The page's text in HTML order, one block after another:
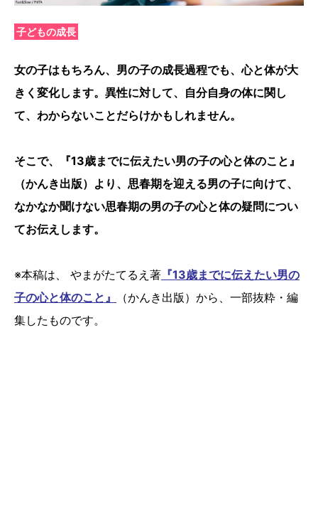
子どもの成長
女の子はもちろん、男の子の成長過程でも、心と体が大
きく変化します。異性に対して、自分自身の体に関し
て、わからないことだらけかもしれません。
そこで、『13歳までに伝えたい男の子の心と体のこと』
（かんき出版）より、思春期を迎える男の子に向けて、
なかなか聞けない思春期の男の子の心と体の疑問につい
てお伝えします。
※本稿は、 やまがたてるえ著 『13歳までに伝えたい男の
子の心と体のこと』
（かんき出版）から、一部抜粋・編
集したものです。